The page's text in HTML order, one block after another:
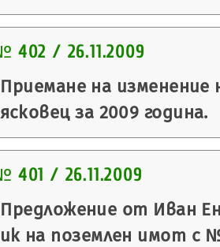
402 / 26.11.2009
Приемане на
за 2009 година.
401 / 26.11.2009
Предложение от Иван
на поземлен имот с